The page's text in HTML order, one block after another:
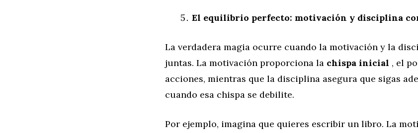
El equilibrio perfecto: motivación y disciplina
La verdadera magia ocurre cuando la motivación y la
juntas. La motivación proporciona la chispa inicial , el
acciones, mientras que la disciplina asegura que sigas
cuando esa chispa se debilite.
Por ejemplo, imagina que quieres escribir un libro. La